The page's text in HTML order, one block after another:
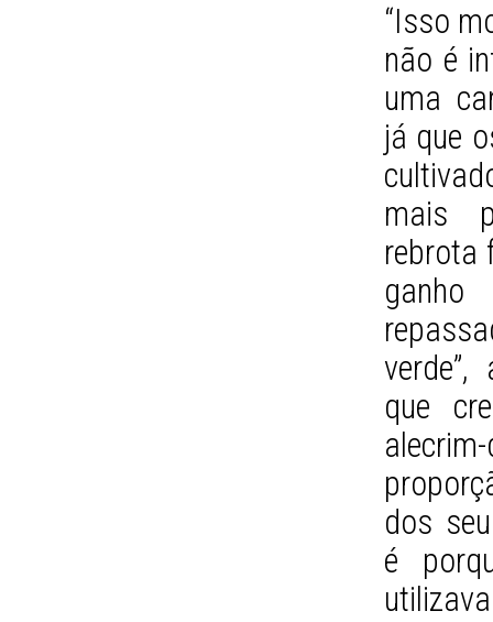
“Isso
não é
uma
já que
mais
rebrota
que
dos
é